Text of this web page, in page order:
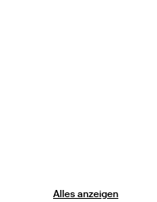
Alles anzeigen